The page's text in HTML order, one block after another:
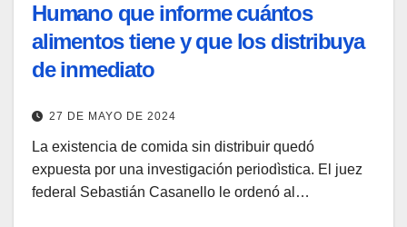
Humano que informe cuántos
alimentos tiene y que los distribuya
de inmediato
27 DE MAYO DE 2024
La existencia de comida sin distribuir quedó
expuesta por una investigación periodìstica. El juez
federal Sebastián Casanello le ordenó al…